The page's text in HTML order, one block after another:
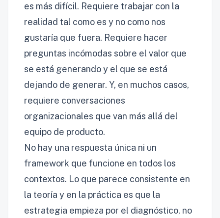
es más difícil. Requiere trabajar con la
realidad tal como es y no como nos
gustaría que fuera. Requiere hacer
preguntas incómodas sobre el valor que
se está generando y el que se está
dejando de generar. Y, en muchos casos,
requiere conversaciones
organizacionales que van más allá del
equipo de producto.
No hay una respuesta única ni un
framework que funcione en todos los
contextos. Lo que parece consistente en
la teoría y en la práctica es que la
estrategia empieza por el diagnóstico, no